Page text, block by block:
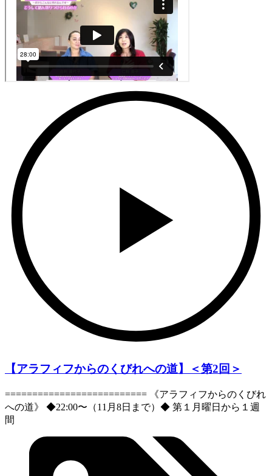
【アラフィフからのくびれへの道】＜第2回＞
========================== 《アラフィフからのくびれ
への道》 ◆22:00〜（11月8日まで）◆ 第１月曜日から１週
間